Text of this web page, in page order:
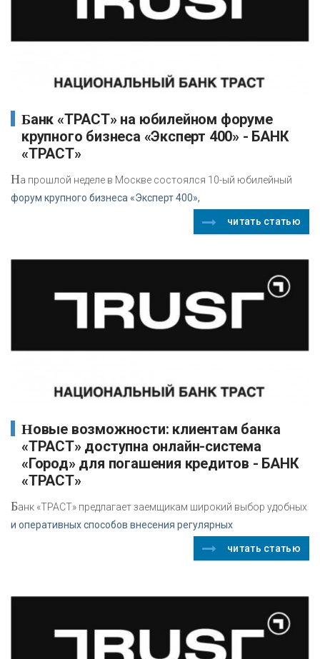
Банк «ТРАСТ» на юбилейном форуме
крупного бизнеса «Эксперт 400» - БАНК
«ТРАСТ»
На прошлой неделе в Москве состоялся 10-ый юбилейный
форум крупного бизнеса «Эксперт 400»,
читать статью
Новые возможности: клиентам банка
«ТРАСТ» доступна онлайн-система
«Город» для погашения кредитов - БАНК
«ТРАСТ»
Банк «ТРАСТ» предлагает заемщикам широкий выбор удобных
и оперативных способов внесения регулярных
читать статью